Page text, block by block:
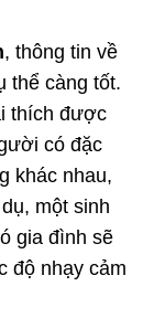
, thông tin về
thể càng tốt.
thích được
có đặc
khác nhau,
một sinh
gia đình sẽ
độ nhạy cảm